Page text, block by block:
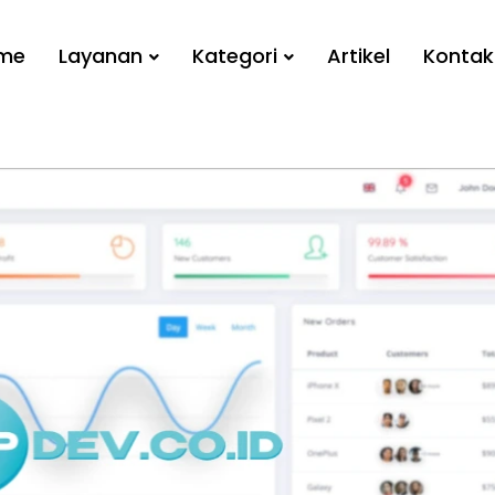
Layanan Kategori Artikel Kontak